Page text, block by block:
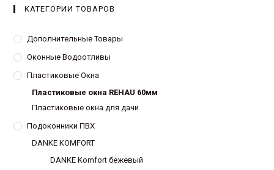
КАТЕГОРИИ ТОВАРОВ
Дополнительные Товары
Оконные Водоотливы
Пластиковые Окна
Пластиковые окна REHAU 60мм
Пластиковые окна для дачи
Подоконники ПВХ
DANKE KOMFORT
DANKE Komfort бежевый